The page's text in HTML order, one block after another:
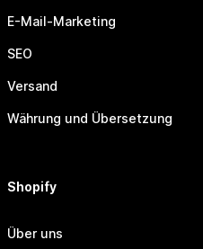
E-Mail-Marketing
SEO
Versand
Währung und Übersetzung
Shopify
Über uns